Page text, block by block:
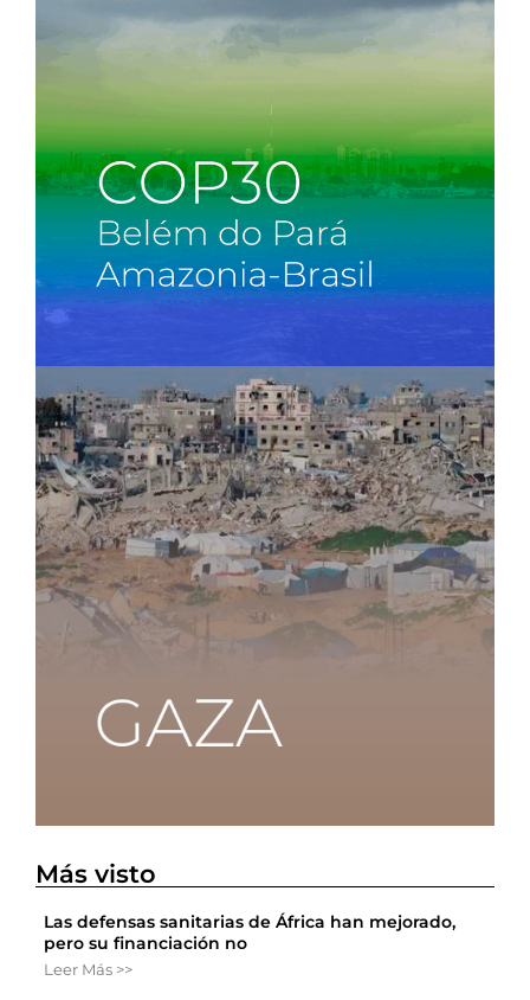
Más visto
Las defensas sanitarias de África han mejorado,
pero su financiación no
Leer Más >>